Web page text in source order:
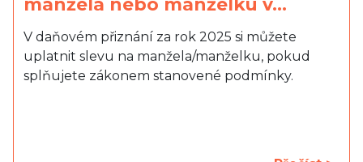
V daňovém přiznání za rok 2025 si můžete
uplatnit slevu na manžela/manželku, pokud
splňujete zákonem stanovené podmínky.